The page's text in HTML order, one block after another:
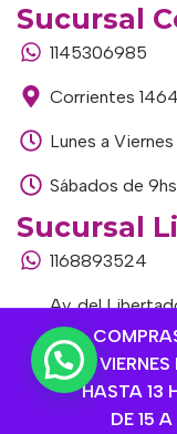
HASTA 13
DE 15
Sucursal
1145306985
Corrientes
Lunes a
Sábados de 9hs
Sucursal
1168893524
Av. del
Buenos Aires
Lunes a Viernes
Sábados de